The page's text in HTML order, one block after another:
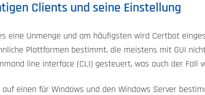
Clients und seine Einstellung
eine Unmenge und am häufigsten wird Certbot
Plattformen bestimmt, die meistens mit GUI
line interface (CLI) gesteuert, was auch der Fall
einen für Windows und den Windows Server